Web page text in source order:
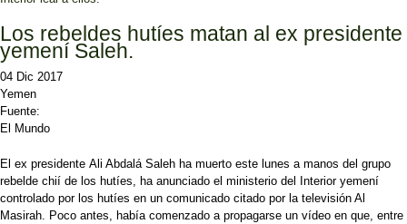
Los rebeldes hutíes matan al ex presidente
yemení Saleh.
04 Dic 2017
Yemen
Fuente:
El Mundo
El ex presidente Ali Abdalá Saleh ha muerto este lunes a manos del grupo
rebelde chií de los hutíes, ha anunciado el ministerio del Interior yemení
controlado por los hutíes en un comunicado citado por la televisión Al
Masirah. Poco antes, había comenzado a propagarse un vídeo en que, entre